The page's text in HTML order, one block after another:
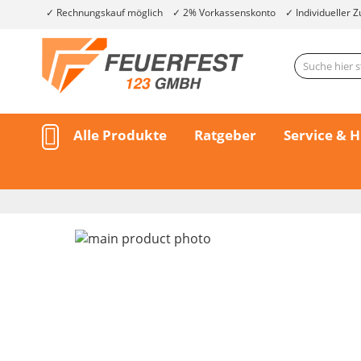
Rechnungskauf möglich 2% Vorkassenskonto Individueller
Alle Produkte Ratgeber Service &
Skip